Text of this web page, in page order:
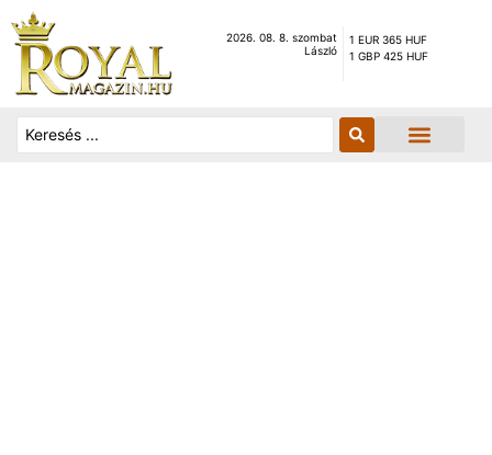
2026. 08. 8. szombat
László
1 EUR 365 HUF
1 GBP 425 HUF